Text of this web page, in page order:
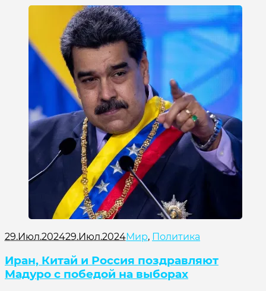
29.Июл.202429.Июл.2024Мир, Политика
Иран, Китай и Россия поздравляют
Мадуро с победой на выборах